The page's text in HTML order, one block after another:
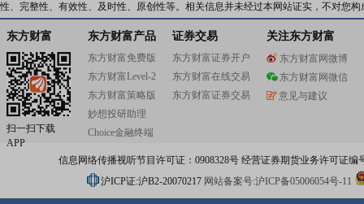
性、完整性、有效性、及时性、原创性等。相关信息并未经过本网站证实，不对您
东方财富
扫一扫下载
APP
东方财富产品
东方财富免费版
东方财富Level-2
东方财富策略版
妙想投研助理
Choice金融终端
证券交易
东方财富证券开户
东方财富在线交易
东方财富证券交易
关注东方财富
东方财富网微博
东方财富网微信
意见与建议
信息网络传播视听节目许可证：0908328号 经营证券期货业务许可证编
沪ICP证:沪B2-20070217 网站备案号:沪ICP备05006054号-11